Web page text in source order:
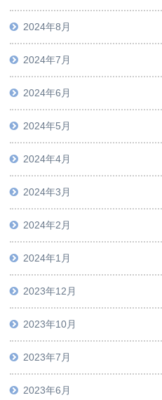
2024年8月
2024年7月
2024年6月
2024年5月
2024年4月
2024年3月
2024年2月
2024年1月
2023年12月
2023年10月
2023年7月
2023年6月